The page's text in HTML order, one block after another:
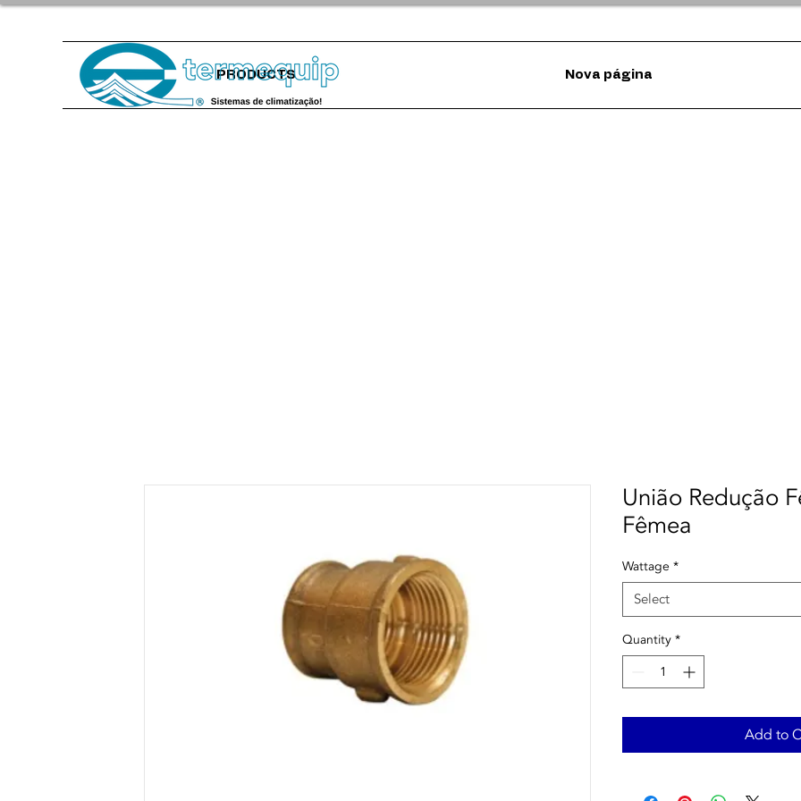
PRODUCTS Nova página
União Redução
Fêmea
Wattage *
Select
Quantity *
Add to